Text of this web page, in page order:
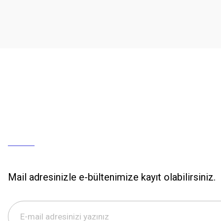
Mail adresinizle e-bültenimize kayıt olabilirsiniz.